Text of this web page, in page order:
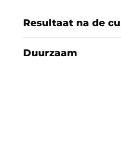
Resultaat na de
Duurzaam